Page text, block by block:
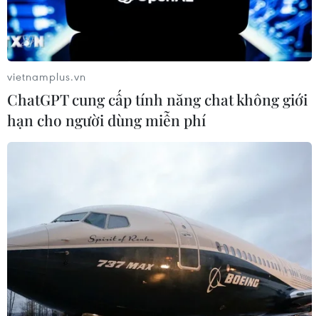
vietnamplus.vn
ChatGPT cung cấp tính năng chat không giới
hạn cho người dùng miễn phí